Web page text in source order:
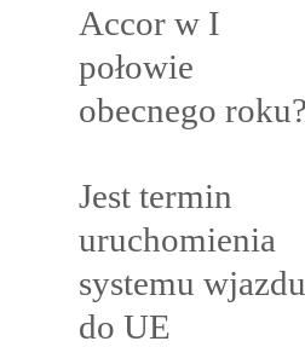
Accor w I
połowie
obecnego
Jest termin
uruchomienia
systemu wjazdu
do UE